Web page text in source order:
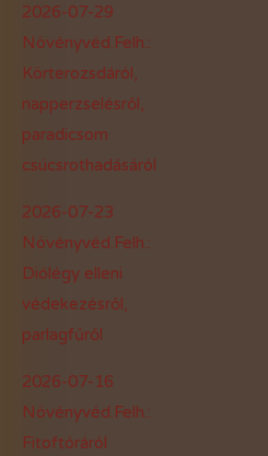
2026-07-29
Növényvéd.Felh.:
Körterozsdáról,
napperzselésről,
paradicsom
csúcsrothadásáról
2026-07-23
Növényvéd.Felh.:
Diólégy elleni
védekezésről,
parlagfűről
2026-07-16
Növényvéd.Felh.:
Fitoftóráról